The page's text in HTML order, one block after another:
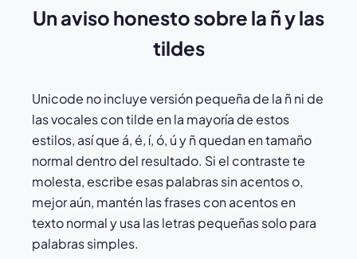
Un aviso honesto sobre la ñ y las
tildes
Unicode no incluye versión pequeña de la ñ ni de
las vocales con tilde en la mayoría de estos
estilos, así que á, é, í, ó, ú y ñ quedan en tamaño
normal dentro del resultado. Si el contraste te
molesta, escribe esas palabras sin acentos o,
mejor aún, mantén las frases con acentos en
texto normal y usa las letras pequeñas solo para
palabras simples.